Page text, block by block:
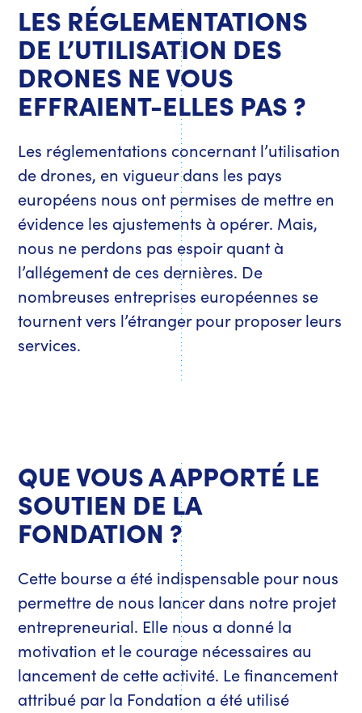
LES RÉGLEMENTATIONS
DE L’UTILISATION DES
DRONES NE VOUS
EFFRAIENT-ELLES PAS ?
Les réglementations concernant l’utilisation
de drones, en vigueur dans les pays
européens nous ont permises de mettre en
évidence les ajustements à opérer. Mais,
nous ne perdons pas espoir quant à
l’allégement de ces dernières. De
nombreuses entreprises européennes se
tournent vers l’étranger pour proposer leurs
services.
QUE VOUS A APPORTÉ LE
SOUTIEN DE LA
FONDATION ?
Cette bourse a été indispensable pour nous
permettre de nous lancer dans notre projet
entrepreneurial. Elle nous a donné la
motivation et le courage nécessaires au
lancement de cette activité. Le financement
attribué par la Fondation a été utilisé